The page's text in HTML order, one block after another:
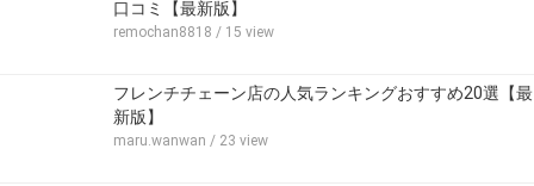
口コミ【最新版】
remochan8818 / 15 view
フレンチチェーン店の人気ランキングおすすめ20選【最
新版】
maru.wanwan / 23 view